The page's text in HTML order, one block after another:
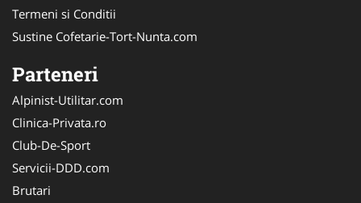
Termeni si Conditii
Sustine Cofetarie-Tort-Nunta.com
Parteneri
Alpinist-Utilitar.com
Clinica-Privata.ro
Club-De-Sport
Servicii-DDD.com
Brutari